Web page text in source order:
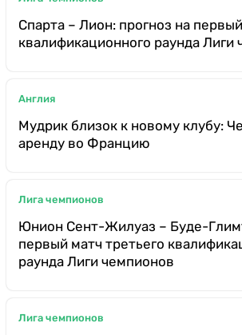
Спарта – Лион: прогноз на
квалификационного раунда Лиги
Англия
Мудрик близок к новому клубу:
аренду во Францию
Лига чемпионов
Юнион Сент-Жилуаз – Буде-
первый матч третьего
раунда Лиги чемпионов
Лига чемпионов